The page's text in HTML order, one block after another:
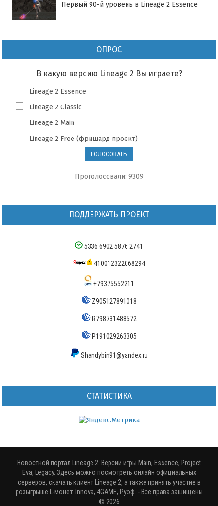
Первый 90-й уровень в Lineage 2 Essence
ОПРОС
В какую версию Lineage 2 Вы играете?
Lineage 2 Essence
Lineage 2 Classic
Lineage 2 Main
Lineage 2 Free (фришард проект)
Проголосовали: 9309
ПОДДЕРЖАТЬ ПРОЕКТ
5336 6902 5876 2741
410012322068294
+79375552211
Z905127891018
R798731488572
P191029263305
Shandybin91@yandex.ru
СТАТИСТИКА
Новостной портал Lineage 2. Версии игры Main, Essence, Project
Eva, Legacy. Здесь можно посмотреть онлайн официальных
серверов, скачать клиент Lineage 2, а также принять участие в
розыгрыше L-монет. Innova, 4GAME, Руоф. - Все права защищены
© 2026